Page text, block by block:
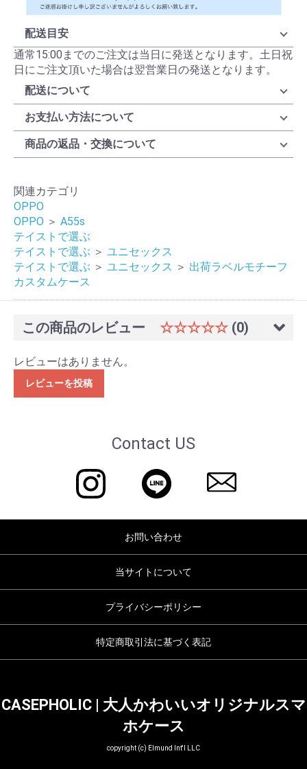
配送目安
通常15:00までのご注文は当日に発送となります。土日祝
日にご注文頂いた場合は翌営業日の発送となります。
配送について
お支払い方法について
商品の返品・交換について
関連カテゴリ
OPPO
OPPO ＞ A55s
テイストで選ぶ
テイストで選ぶ ＞ ユニセックス
テイストで選ぶ ＞ ユニセックス ＞ 出荷ラベルモチーフ
カスタムケース
この商品のレビュー ☆☆☆☆☆ (0)
レビューはありません。
レビューを投稿
Contact US
お問い合わせ
当サイトについて
プライバシーポリシー
特定商取引法に基づく表記
CASEPHOLIC | 大人かわいいオリジナルスマ
ホケース
copyright (c) Elmund Int'l LLC